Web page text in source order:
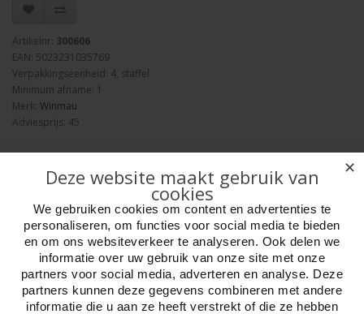
Artikelnr: 300606
EAN: 5023231035769
Verpakkingseenheid: 4, staffel
Minimum afname: 1
Merk: Winmau
Adviesprijs: 45
Aantal
Bestellen
✕
Deze website maakt gebruik van
cookies
We gebruiken cookies om content en advertenties te
personaliseren, om functies voor social media te bieden
en om ons websiteverkeer te analyseren. Ook delen we
informatie over uw gebruik van onze site met onze
partners voor social media, adverteren en analyse. Deze
partners kunnen deze gegevens combineren met andere
informatie die u aan ze heeft verstrekt of die ze hebben